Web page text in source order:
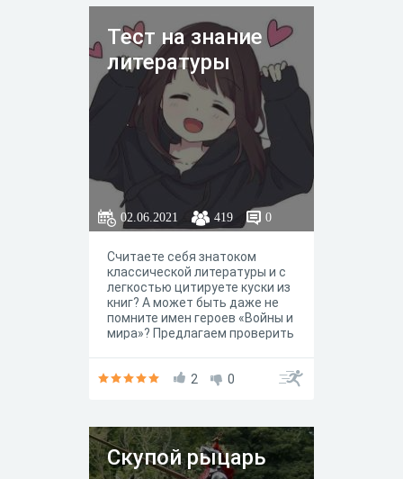
Тест на знание
литературы
02.06.2021 419 0
Считаете себя знатоком
классической литературы и с
легкостью цитируете куски из
книг? А может быть даже не
помните имен героев «Войны и
мира»? Предлагаем проверить
тест.Данный тест содержит
сами известные литературные
произведения,так и факты из
жизни и творчества их
авторов.
2 0
Скупой рыцарь